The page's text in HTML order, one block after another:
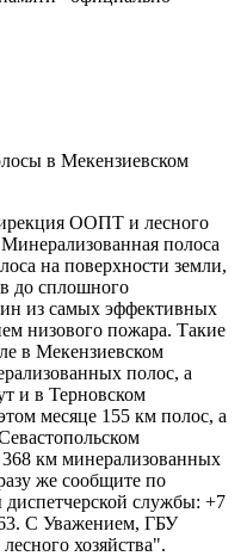
в Мекензиевском
ООПТ и лесного
полоса
на поверхности земли,
до сплошного
из самых эффективных
низового пожара. Такие
в Мекензиевском
полос, а
и в Терновском
месяце 155 км полос, а
км минерализованных
же сообщите по
службы: +7
С Уважением, ГБУ
хозяйства".